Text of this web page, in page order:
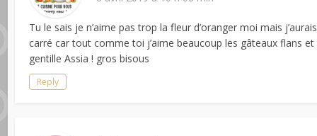
Tu le sais je n’aime pas trop la fleur d’oranger moi mais
carré car tout comme toi j’aime beaucoup les gâteaux flans
gentille Assia ! gros bisous
Reply